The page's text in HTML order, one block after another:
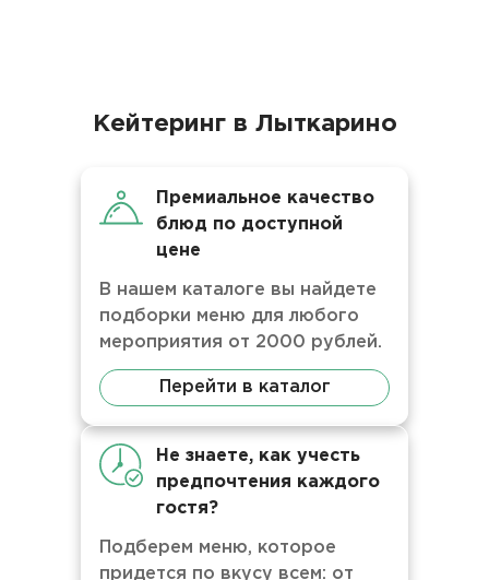
Кейтеринг в Лыткарино
Премиальное качество
блюд по доступной
цене
В нашем каталоге вы найдете
подборки меню для любого
мероприятия от 2000 рублей.
Перейти в каталог
Не знаете, как учесть
предпочтения каждого
гостя?
Подберем меню, которое
придется по вкусу всем: от